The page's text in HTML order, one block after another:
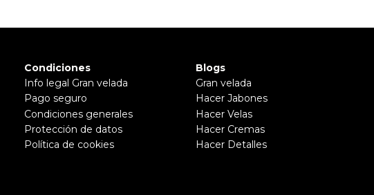
Condiciones
Info legal Gran velada
Pago seguro
Condiciones generales
Protección de datos
Política de cookies
Blogs
Gran velada
Hacer Jabones
Hacer Velas
Hacer Cremas
Hacer Detalles